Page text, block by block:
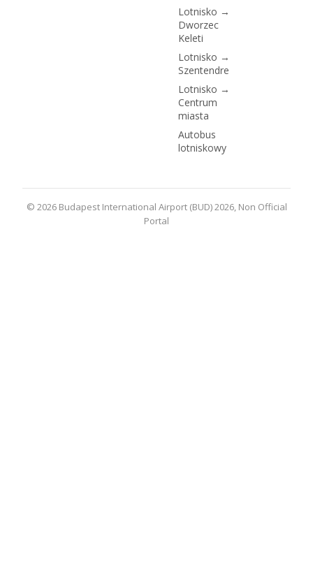
Lotnisko →
Dworzec
Keleti
Lotnisko →
Szentendre
Lotnisko →
Centrum
miasta
Autobus
lotniskowy
© 2026 Budapest International Airport (BUD) 2026, Non Official
Portal